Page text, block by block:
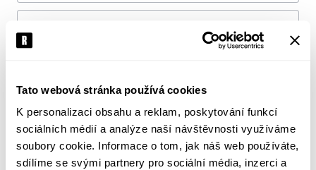
Tato webová stránka používá cookies
K personalizaci obsahu a reklam, poskytování funkcí
sociálních médií a analýze naší návštěvnosti využíváme
soubory cookie. Informace o tom, jak náš web používáte,
sdílíme se svými partnery pro sociální média, inzerci a
Ulice
Město
PSČ